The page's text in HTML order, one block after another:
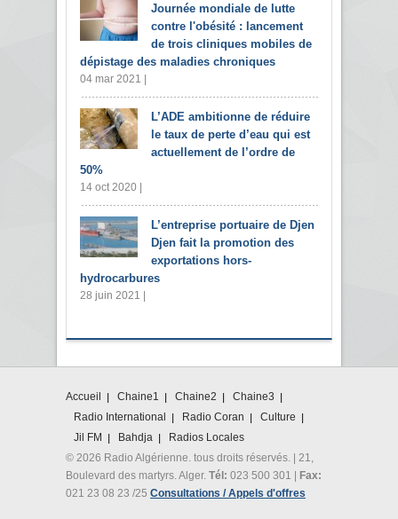
Journée mondiale de lutte
contre l'obésité : lancement
de trois cliniques mobiles de
dépistage des maladies chroniques
04 mar 2021 |
L’ADE ambitionne de réduire
le taux de perte d’eau qui est
actuellement de l’ordre de
50%
14 oct 2020 |
L’entreprise portuaire de Djen
Djen fait la promotion des
exportations hors-
hydrocarbures
28 juin 2021 |
Accueil Chaine1 Chaine2
Chaine3
Radio International
Radio Coran
Culture
Jil FM
Bahdja
Radios Locales
© 2026 Radio Algérienne. tous droits réservés. | 21,
Boulevard des martyrs. Alger. Tél: 023 500 301 |
Fax:
021 23 08 23 /25 Consultations / Appels d'offres